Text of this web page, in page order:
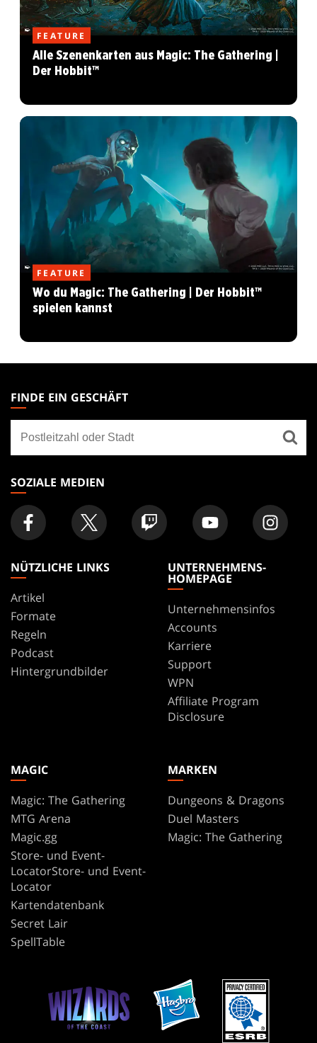
FEATURE
Alle Szenenkarten aus Magic: The Gathering |
Der Hobbit™
FEATURE
Wo du Magic: The Gathering | Der Hobbit™
spielen kannst
THE
GATHERING
FOOTER
FINDE EIN GESCHÄFT
ein
Geschäft
SOZIALE MEDIEN
NÜTZLICHE LINKS
Artikel
Formate
Regeln
Podcast
Hintergrundbilder
UNTERNEHMENS-
HOMEPAGE
Unternehmensinfos
Accounts
Karriere
Support
WPN
Affiliate Program
Disclosure
MAGIC
Magic: The Gathering
MTG Arena
Magic.gg
Store- und Event-
LocatorStore- und Event-
Locator
Kartendatenbank
Secret Lair
SpellTable
MARKEN
Dungeons & Dragons
Duel Masters
Magic: The Gathering